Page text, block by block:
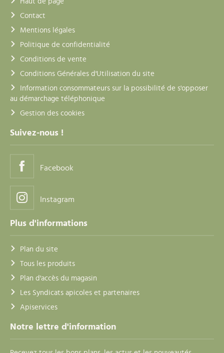
Contact
Mentions légales
Politique de confidentialité
Conditions de vente
Conditions Générales d'Utilisation du site
Information consommateurs sur la possibilité de s'opposer
au démarchage téléphonique
Gestion des cookies
Suivez-nous !
Facebook
Instagram
Plus d'informations
Plan du site
Tous les produits
Plan d'accès du magasin
Les Syndicats apicoles et partenaires
Apiservices
Notre lettre d'information